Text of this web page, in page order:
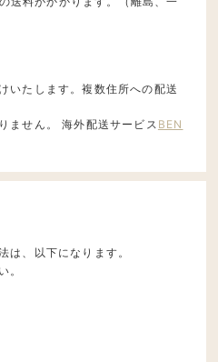
いたします。複数住所への配送
ません。 海外配送サービス BEN
は、以下になります。
。